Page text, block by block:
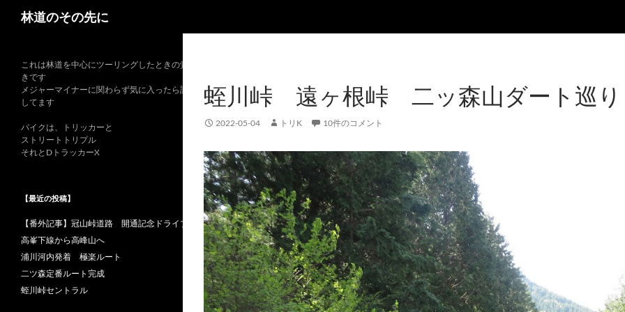
林道のその先に
蛭川峠 遠ヶ根峠 二ッ森山ダート巡り
2022-05-04 トリK 10件のコメント
これは林道を中心にツーリングしたときの覚書
きです
メジャーマイナーに関わらず気に入ったら記録
してます
バイクは、トリッカーと
ストリートトリプル
それとDトラッカーX
【最近の投稿】
【番外記事】冠山峠道路 開通記念ドライブ
高峯下線から高峰山へ
浦川河内発着 極楽ルート
二ツ森定番ルート完成
蛭川峠セントラル